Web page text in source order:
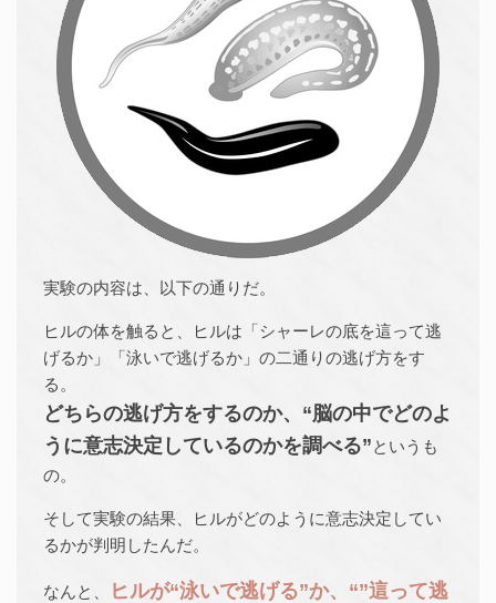
実験の内容は、以下の通りだ。
ヒルの体を触ると、ヒルは「シャーレの底を這って逃
げるか」「泳いで逃げるか」の二通りの逃げ方をす
る。
どちらの逃げ方をするのか、“脳の中でどのよ
うに意志決定しているのかを調べる”というも
の。
そして実験の結果、ヒルがどのように意志決定してい
るかが判明したんだ。
なんと、
ヒルが“泳いで逃げる”か、“”這って逃